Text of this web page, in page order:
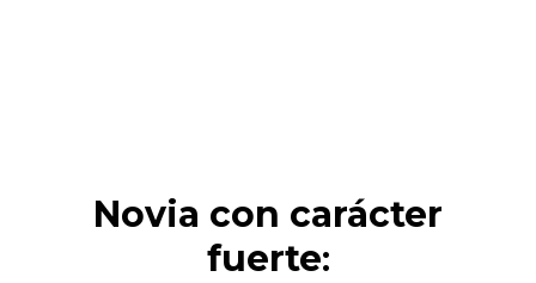
Novia con carácter
fuerte: